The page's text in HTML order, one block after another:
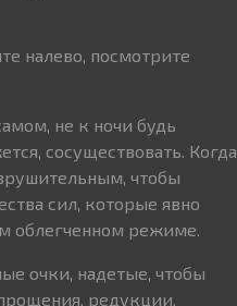
налево, посмотрите
не к ночи будь
сосуществовать. Когда
чтобы
сил, которые явно
облегченном режиме.
очки, надетые, чтобы
редукции,